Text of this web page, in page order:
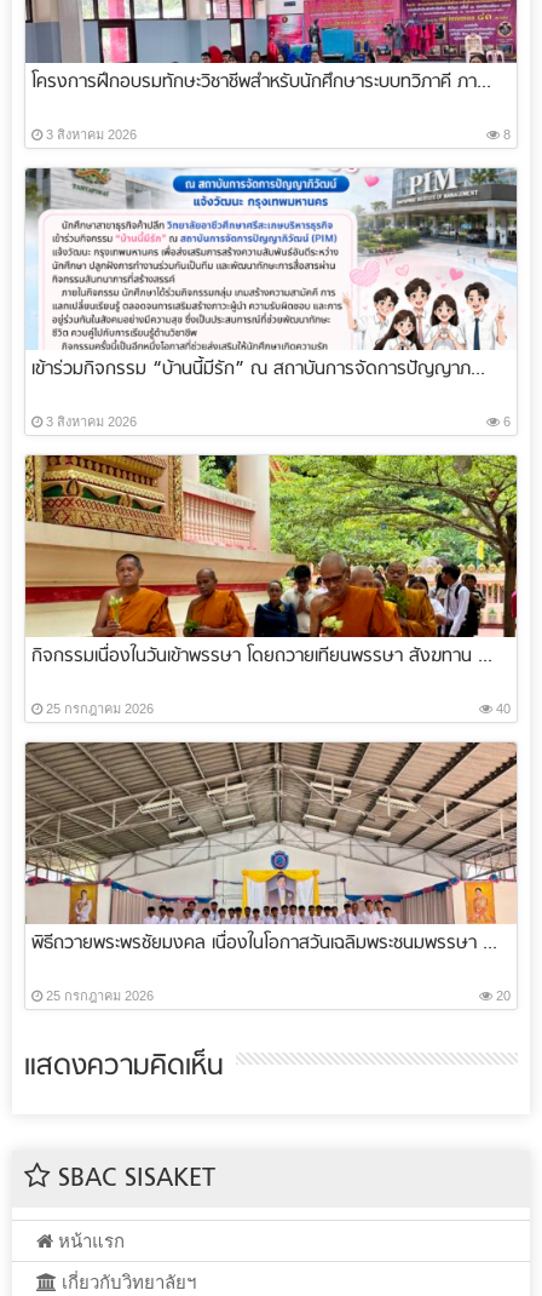
โครงการฝึกอบรมทักษะวิชาชีพสำหรับนักศึกษาระบบทวิภาคี ภา...
3 สิงหาคม 2026 8
เข้าร่วมกิจกรรม “บ้านนี้มีรัก” ณ สถาบันการจัดการปัญญาภ...
3 สิงหาคม 2026 6
กิจกรรมเนื่องในวันเข้าพรรษา โดยถวายเทียนพรรษา สังฆทาน ...
25 กรกฎาคม 2026 40
พิธีถวายพระพรชัยมงคล เนื่องในโอกาสวันเฉลิมพระชนมพรรษา ...
25 กรกฎาคม 2026 20
แสดงความคิดเห็น
SBAC SISAKET
หน้าแรก
เกี่ยวกับวิทยาลัยฯ